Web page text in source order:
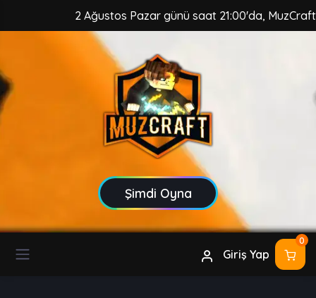
2 Ağustos Pazar günü saat 21:00'da, MuzCraft
Şimdi Oyna
Giriş Yap
0